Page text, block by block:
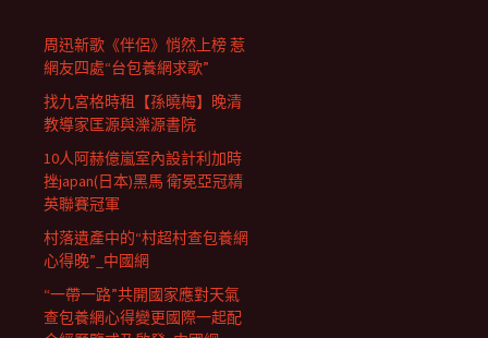
周迅新歌《伴侶》悄然上榜 惹
網友四處“台包養網求歌”
找九宮格時租【孫曉梅】晚清
教導家匡源與濼源書院
10人阿赫億嵐室內設計利加時
挫japan(日本)黑馬 衛冕亞冠精
英聯賽冠軍
村落遺產中的“村超村查包養網
心得晚”_中國網
“一帶一路”共開國家應對天氣
查包養網心得變更國際一起配